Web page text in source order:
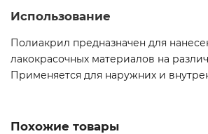
Использование
Полиакрил предназначен для
лакокрасочных материалов на
Применяется для наружних и
Похожие товары